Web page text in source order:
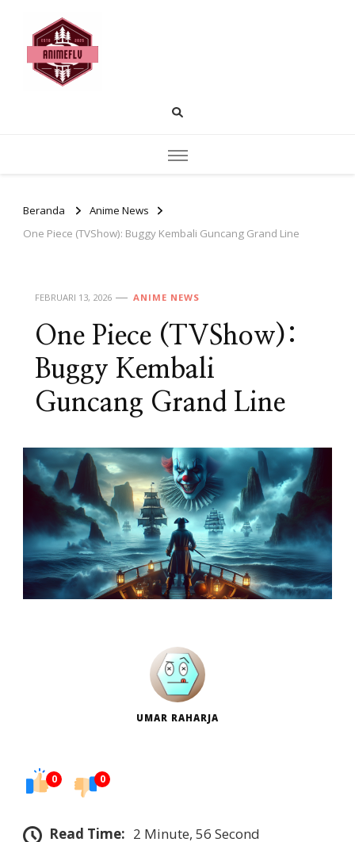
Populer Saat Ini
Beranda
Anime News
One Piece (TVShow): Buggy Kembali Guncang Grand Line
FEBRUARI 13, 2026 ANIME NEWS
One Piece (TVShow):
Buggy Kembali
Guncang Grand Line
UMAR RAHARJA
0 0
Read Time: 2 Minute, 56 Second